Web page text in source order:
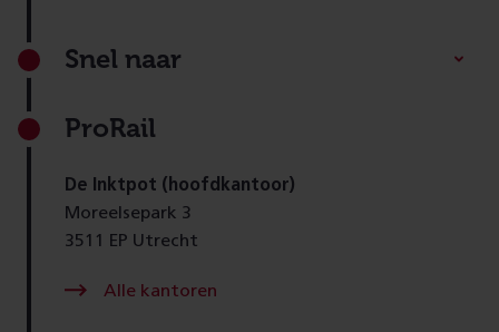
Footer
Snel naar
ProRail
De Inktpot (hoofdkantoor)
Moreelsepark 3
3511 EP Utrecht
Alle kantoren